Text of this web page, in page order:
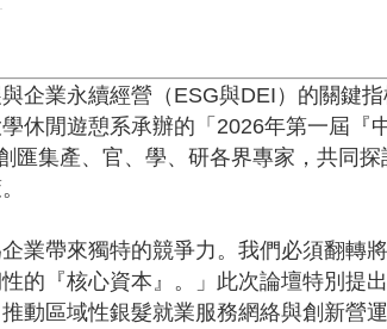
企業永續經營（ESG與DEI）的關鍵
休閒遊憩系承辦的「2026年第一屆『
集產、官、學、研各界專家，共同
業帶來獨特的競爭力。我們必須翻轉
的『核心資本』。」此次論壇特別提
動區域性銀髮就業服務網絡與創新營